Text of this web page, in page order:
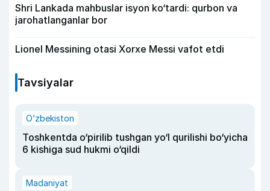
Shri Lankada mahbuslar isyon ko‘tardi: qurbon va
jarohatlanganlar bor
Lionel Messining otasi Xorxe Messi vafot etdi
Tavsiyalar
O‘zbekiston
Toshkentda o‘pirilib tushgan yo‘l qurilishi bo‘yicha
6 kishiga sud hukmi o‘qildi
Madaniyat